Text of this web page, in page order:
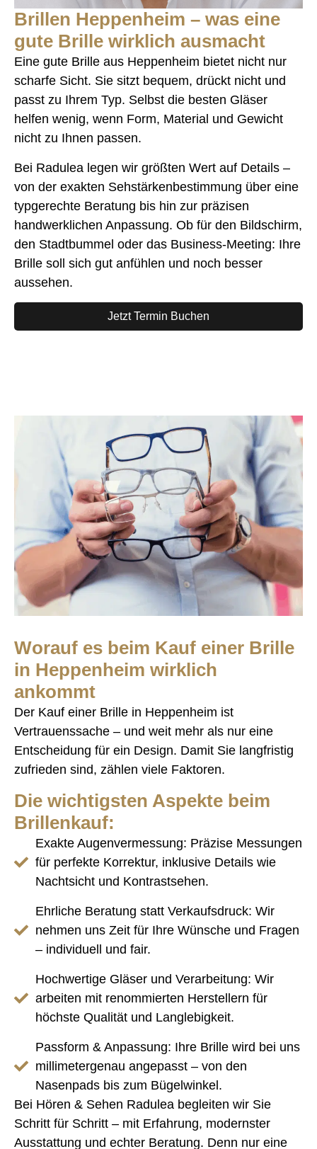
Brillen Heppenheim – was eine
gute Brille wirklich ausmacht
Eine gute Brille aus Heppenheim bietet nicht nur
scharfe Sicht. Sie sitzt bequem, drückt nicht und
passt zu Ihrem Typ. Selbst die besten Gläser
helfen wenig, wenn Form, Material und Gewicht
nicht zu Ihnen passen.
Bei Radulea legen wir größten Wert auf Details –
von der exakten Sehstärkenbestimmung über eine
typgerechte Beratung bis hin zur präzisen
handwerklichen Anpassung. Ob für den Bildschirm,
den Stadtbummel oder das Business-Meeting: Ihre
Brille soll sich gut anfühlen und noch besser
aussehen.
Jetzt Termin Buchen
Worauf es beim Kauf einer Brille
in Heppenheim wirklich
ankommt
Der Kauf einer Brille in Heppenheim ist
Vertrauenssache – und weit mehr als nur eine
Entscheidung für ein Design. Damit Sie langfristig
zufrieden sind, zählen viele Faktoren.
Die wichtigsten Aspekte beim
Brillenkauf:
Exakte Augenvermessung: Präzise Messungen
für perfekte Korrektur, inklusive Details wie
Nachtsicht und Kontrastsehen.
Ehrliche Beratung statt Verkaufsdruck: Wir
nehmen uns Zeit für Ihre Wünsche und Fragen
– individuell und fair.
Hochwertige Gläser und Verarbeitung: Wir
arbeiten mit renommierten Herstellern für
höchste Qualität und Langlebigkeit.
Passform & Anpassung: Ihre Brille wird bei uns
millimetergenau angepasst – von den
Nasenpads bis zum Bügelwinkel.
Bei Hören & Sehen Radulea begleiten wir Sie
Schritt für Schritt – mit Erfahrung, modernster
Ausstattung und echter Beratung. Denn nur eine